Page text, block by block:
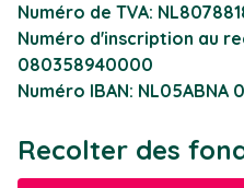
Numéro de TVA:
Numéro d'inscription au
080358940000
Numéro IBAN: NL05ABNA
Recolter des